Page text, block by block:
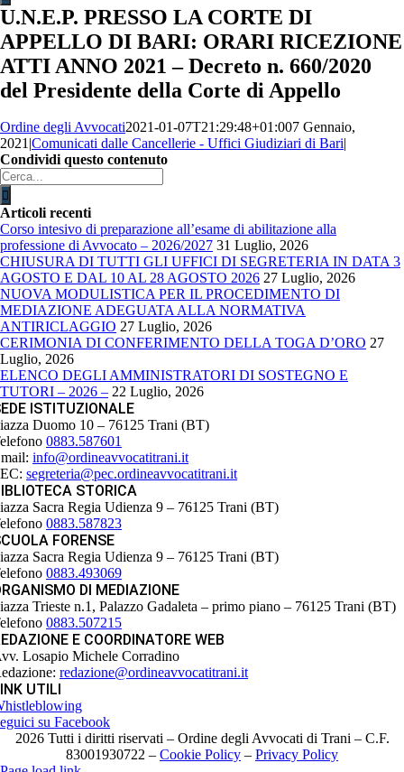
U.N.E.P. PRESSO LA CORTE DI
APPELLO DI BARI: ORARI RICEZIONE
ATTI ANNO 2021 – Decreto n. 660/2020
del Presidente della Corte di Appello
Ordine degli Avvocati2021-01-07T21:29:48+01:007 Gennaio,
2021 |Comunicati dalle Cancellerie - Uffici Giudiziari di Bari|
Condividi questo contenuto
Facebook
X
LinkedIn
WhatsApp
Email
Cerca
per:
Articoli recenti
Corso intesivo di preparazione all’esame di abilitazione alla
professione di Avvocato – 2026/2027 31 Luglio, 2026
CHIUSURA DI TUTTI GLI UFFICI DI SEGRETERIA IN DATA 3
AGOSTO E DAL 10 AL 28 AGOSTO 2026 27 Luglio, 2026
NUOVA MODULISTICA PER IL PROCEDIMENTO DI
MEDIAZIONE ADEGUATA ALLA NORMATIVA
ANTIRICLAGGIO 27 Luglio, 2026
CERIMONIA DI CONFERIMENTO DELLA TOGA D’ORO 27
Luglio, 2026
ELENCO DEGLI AMMINISTRATORI DI SOSTEGNO E
TUTORI – 2026 – 22 Luglio, 2026
ISTITUZIONALE
Duomo 10 – 76125 Trani (BT)
0883.587601
info@ordineavvocatitrani.it
segreteria@pec.ordineavvocatitrani.it
STORICA
Sacra Regia Udienza 9 – 76125 Trani (BT)
0883.587823
FORENSE
Sacra Regia Udienza 9 – 76125 Trani (BT)
0883.493069
DI MEDIAZIONE
Trieste n.1, Palazzo Gadaleta – primo piano – 76125 Trani (BT)
0883.507215
E COORDINATORE WEB
Losapio Michele Corradino
redazione@ordineavvocatitrani.it
UTILI
su Facebook
2026 Tutti i diritti riservati – Ordine degli Avvocati di Trani – C.F.
83001930722 – Cookie Policy – Privacy Policy